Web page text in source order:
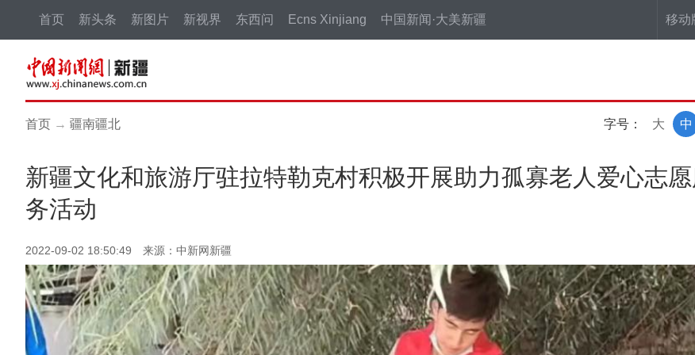
移动
首页 新头条 新图片 新视界 东西问 Ecns Xinjiang 中国新闻·大美新疆
首页 → 疆南疆北 字号： 中
大
新疆文化和旅游厅驻拉特勒克村积极开展助力孤寡老人爱心志愿
务活动
2022-09-02 18:50:49 来源：中新网新疆